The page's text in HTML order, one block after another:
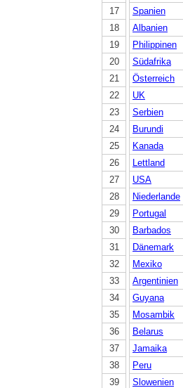
17
18
19
20
21
22
23
24
25
26
27
28
29
30
31
32
33
34
35
36
37
38
39
Spanien
Albanien
Philippinen
Südafrika
Österreich
UK
Serbien
Burundi
Kanada
Lettland
USA
Niederlande
Portugal
Barbados
Dänemark
Mexiko
Argentinien
Guyana
Mosambik
Belarus
Jamaika
Peru
Slowenien